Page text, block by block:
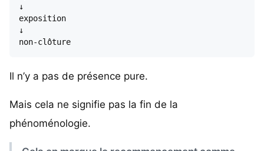
↓
exposition
↓
Il n’y a pas de présence pure.
Mais cela ne signifie pas la fin de la
phénoménologie.